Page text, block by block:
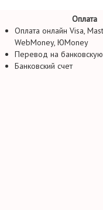
Оплата
Оплата онлайн Visa,
WebMoney, ЮMoney
Перевод на банковскую
Банковский счет